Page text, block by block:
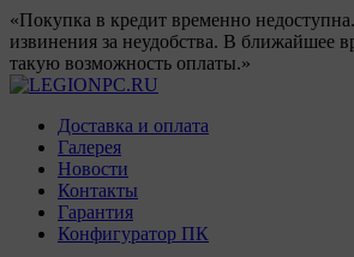
«Покупка в кредит временно
извинения за неудобства. В ближайшее
такую возможность оплаты.»
Доставка и оплата
Галерея
Новости
Контакты
Гарантия
Конфигуратор ПК